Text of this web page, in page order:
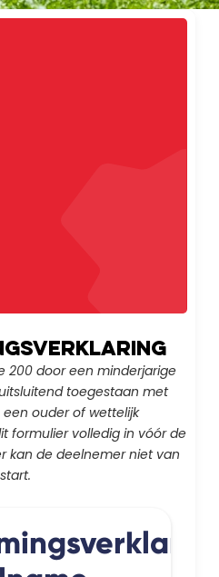
200 door een minderjarige
toegestaan met
ouder of wettelijk
formulier volledig in vóór de
kan de deelnemer niet van
start.